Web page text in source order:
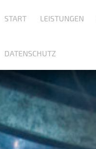
START LEISTUNGEN
DATENSCHUTZ